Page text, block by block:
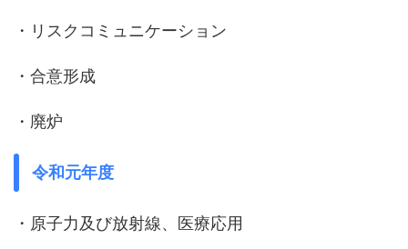
・リスクコミュニケーション
・合意形成
・廃炉
令和元年度
・原子力及び放射線、医療応用